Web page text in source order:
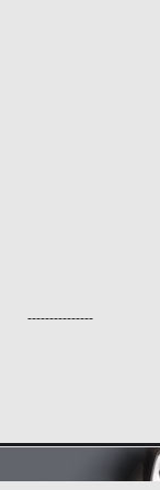
---------------